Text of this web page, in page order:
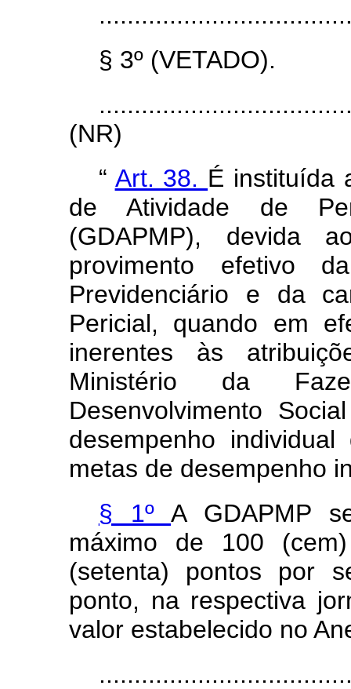
§ 3º (VETADO).
(NR)
“ Art. 38. É instituída
de Atividade de
(GDAPMP), devida
provimento efetivo
Previdenciário e da
Pericial, quando em
inerentes às
Ministério da
Desenvolvimento
desempenho
metas de desempenho
§ 1ºA GDAPMP
máximo de 100
(setenta) pontos por
ponto, na respectiva
valor estabelecido no